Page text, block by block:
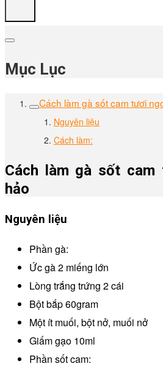
Mục Lục
Cách làm gà sốt cam tươi
Nguyên liệu
Cách làm:
Cách làm gà sốt
hảo
Nguyên liệu
Phần gà:
Ức gà 2 miếng lớn
Lòng trắng trứng 2 cái
Bột bắp 60gram
Một ít muối, bột nở, muối nở
Giấm gạo 10ml
Phần sốt cam: